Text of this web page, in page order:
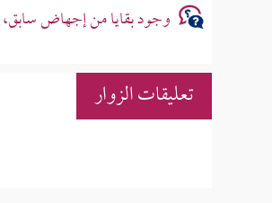
وجود بقايا من إجهاض
تعليقات الزوار